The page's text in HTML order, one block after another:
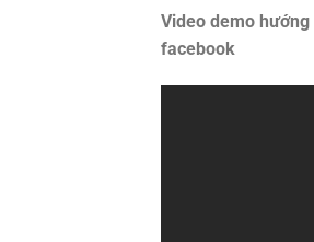
Video demo
facebook